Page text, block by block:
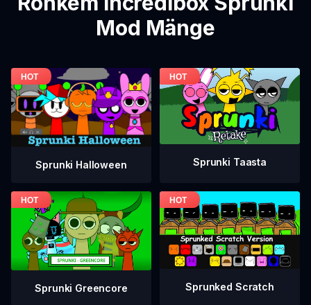
Mod Mänge
Sprunki Halloween Sprunki Taasta
Sprunki Greencore Sprunked Scratch